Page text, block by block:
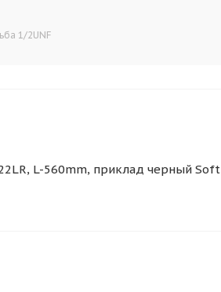
1/2UNF
L-560mm, приклад черный Soft